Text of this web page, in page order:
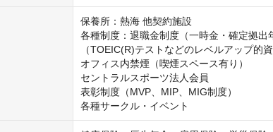
保養所：熱海 他契約施設
各種制度：退職金制度（一時金・確定拠
（TOEIC(R)テストなどのレベルアップ的
オフィス内禁煙（喫煙スペース有り）
セントラルスポーツ法人会員
表彰制度（MVP、MIP、MIG制度）
各種サークル・イベント